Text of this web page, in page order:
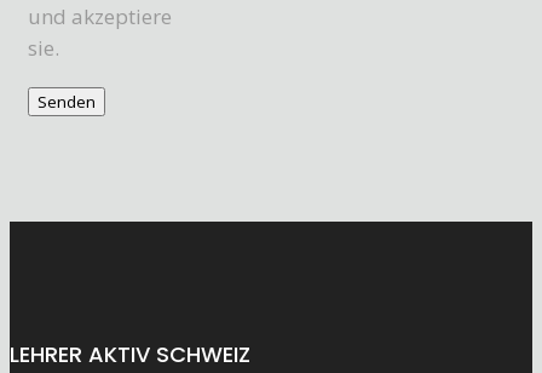
und akzeptiere
sie.
LEHRER AKTIV SCHWEIZ